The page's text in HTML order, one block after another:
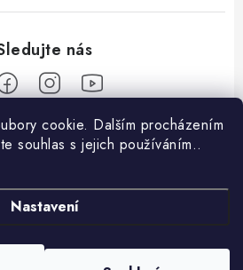
cookie. Dalším procházením
souhlas s jejich používáním..
Nastavení